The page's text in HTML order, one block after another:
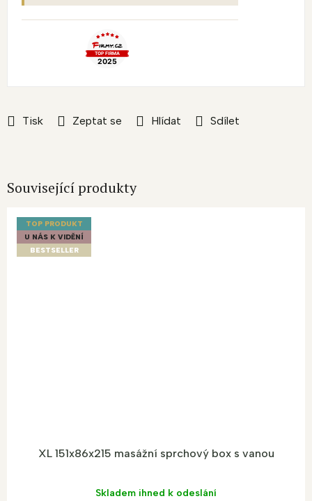
Tisk Zeptat se Hlídat Sdílet
Související produkty
TOP PRODUKT
U NÁS K VIDĚNÍ
BESTSELLER
XL 151x86x215 masážní sprchový box s vanou
Skladem ihned k odeslání